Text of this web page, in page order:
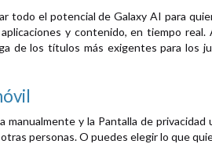
todo el potencial de Galaxy AI para
y contenido, en tiempo real.
de los títulos más exigentes para los
y la Pantalla de privacidad
personas. O puedes elegir lo que